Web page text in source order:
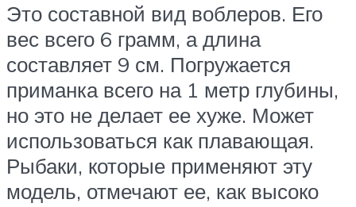
Это составной вид воблеров. Его
вес всего 6 грамм, а длина
составляет 9 см. Погружается
приманка всего на 1 метр глубины,
но это не делает ее хуже. Может
использоваться как плавающая.
Рыбаки, которые применяют эту
модель, отмечают ее, как высоко